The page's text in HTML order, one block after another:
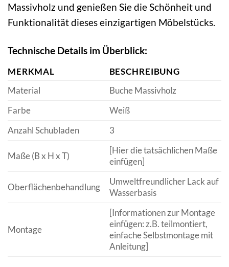
Massivholz und genießen Sie die Schönheit und
Funktionalität dieses einzigartigen Möbelstücks.
Technische Details im Überblick:
MERKMAL
BESCHREIBUNG
Material
Buche Massivholz
Farbe
Weiß
Anzahl Schubladen
3
Maße (B x H x T)
[Hier die tatsächlichen Maße
einfügen]
Oberflächenbehandlung
Umweltfreundlicher Lack auf
Wasserbasis
Montage
[Informationen zur Montage
einfügen: z.B. teilmontiert,
einfache Selbstmontage mit
Anleitung]